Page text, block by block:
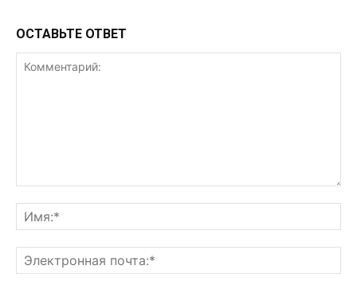
ОСТАВЬТЕ ОТВЕТ